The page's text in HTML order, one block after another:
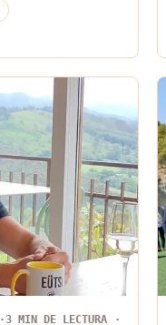
3 MIN DE LECTURA